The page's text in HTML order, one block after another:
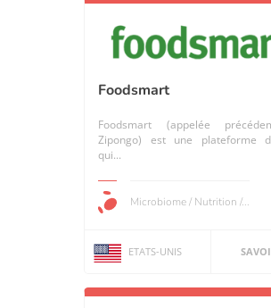
Foodsmart
Foodsmart (appelée
Zipongo) est une plateforme
qui...
Microbiome / Nutrition /...
ETATS-UNIS